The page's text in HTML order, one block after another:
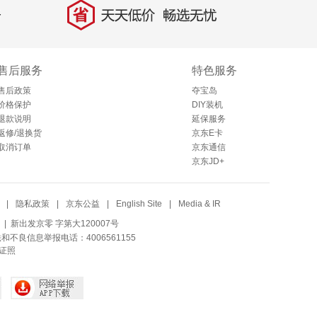
省 天天低价，畅选无忧
后服务
后政策
格保护
款说明
修/退换货
消订单
特色服务
夺宝岛
DIY装机
延保服务
京东E卡
京东通信
京东JD+
隐私政策 京东公益 English Site Media & IR
| 新出发京零 字第大120007号
不良信息举报电话：4006561155
照